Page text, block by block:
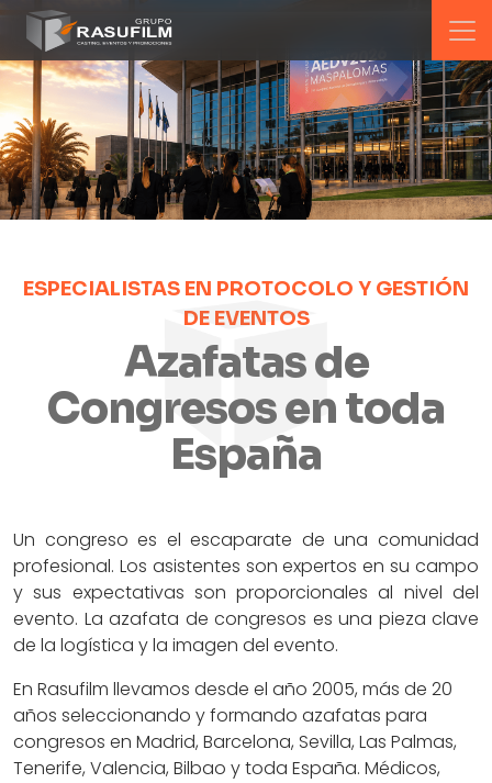
ESPECIALISTAS EN PROTOCOLO Y GESTIÓN
DE EVENTOS
Azafatas de
Congresos en toda
España
Un congreso es el escaparate de una comunidad
profesional. Los asistentes son expertos en su campo
y sus expectativas son proporcionales al nivel del
evento. La azafata de congresos es una pieza clave
de la logística y la imagen del evento.
En Rasufilm llevamos desde el año 2005, más de 20
años seleccionando y formando azafatas para
congresos en Madrid, Barcelona, Sevilla, Las Palmas,
Tenerife, Valencia, Bilbao y toda España. Médicos,